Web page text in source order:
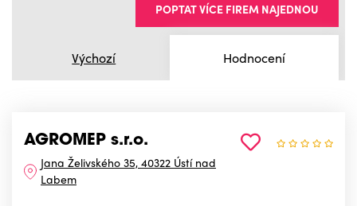
Výchozí Hodnocení
POPTAT VÍCE FIREM NAJEDNOU
AGROMEP s.r.o.
Jana Želivského 35, 40322 Ústí nad
Labem